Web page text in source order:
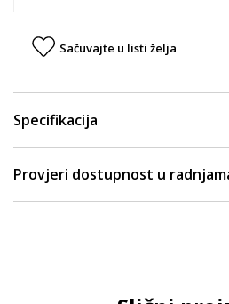
Sačuvajte u listi želja
Specifikacija
Provjeri dostupnost u